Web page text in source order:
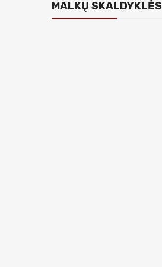
MALKŲ SKALDYKLĖS